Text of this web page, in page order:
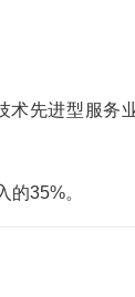
先进型服务
35%。